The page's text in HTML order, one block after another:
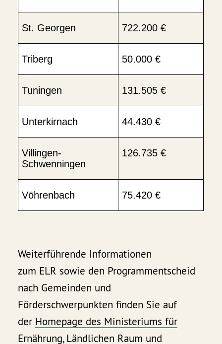
St. Georgen 722.200 €
Triberg 50.000 €
Tuningen 131.505 €
Unterkirnach 44.430 €
Villingen-
Schwenningen
126.735 €
Vöhrenbach 75.420 €
Weiterführende Informationen
zum ELR sowie den Programmentscheid
nach Gemeinden und
Förderschwerpunkten finden Sie auf
der Homepage des Ministeriums für
Ernährung, Ländlichen Raum und